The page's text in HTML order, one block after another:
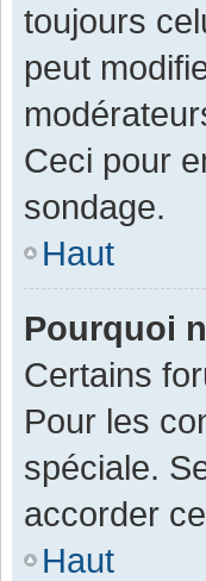
toujours
peut
Ceci pour
sondage.
Haut
Pourquoi
Certains
Pour les
spéciale.
accorder
Haut